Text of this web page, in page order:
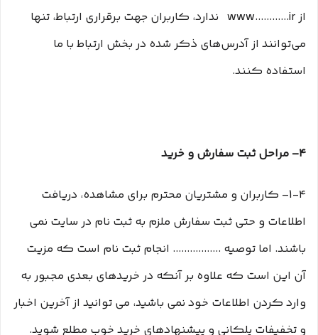
از www............ir ندارد، کاربران جهت برقراری ارتباط، تنها
می‏‌توانند از آدرس‌‏های ذکر شده در بخش ارتباط با ما
استفاده کنند.
۴– مراحل ثبت سفارش و خرید
1-۴– کاربران و مشتریان محترم برای مشاهده، دریافت
اطلاعات و حتی ثبت سفارش ملزم به ثبت نام در سایت نمی
باشند. اما توصیه ................. انجام ثبت نام است که مزیت
آن این است که علاوه بر آنکه در خریدهای بعدی مجبور به
وارد کردن اطلاعات خود نمی باشید، می توانید از آخرین اخبار
و تخفیفات پلکانی و پیشنهادهای خرید خوب مطلع شوید.